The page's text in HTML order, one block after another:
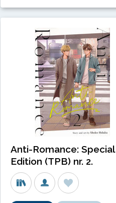
Anti-Romance: Special
Edition (TPB) nr. 2.